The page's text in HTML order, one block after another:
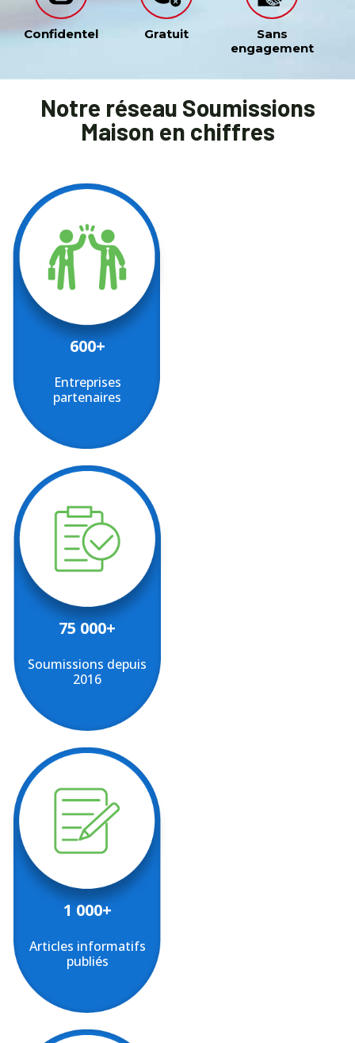
Confidentel Gratuit
Sans
engagement
Notre réseau Soumissions
Maison en chiffres
600+
Entreprises
partenaires
75 000+
Soumissions depuis
2016
1 000+
Articles informatifs
publiés